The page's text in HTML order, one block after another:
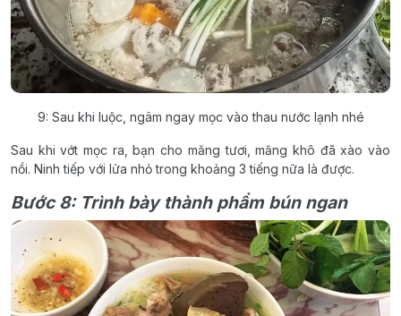
9: Sau khi luộc, ngâm ngay mọc vào thau nước lạnh nhé
Sau khi vớt mọc ra, bạn cho măng tươi, măng khô đã xào vào
nồi. Ninh tiếp với lửa nhỏ trong khoảng 3 tiếng nữa là được.
Bước 8: Trình bày thành phẩm bún ngan